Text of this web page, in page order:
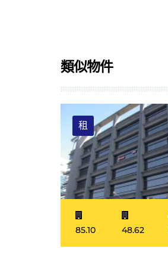
類似物件
租
85.10 48.62